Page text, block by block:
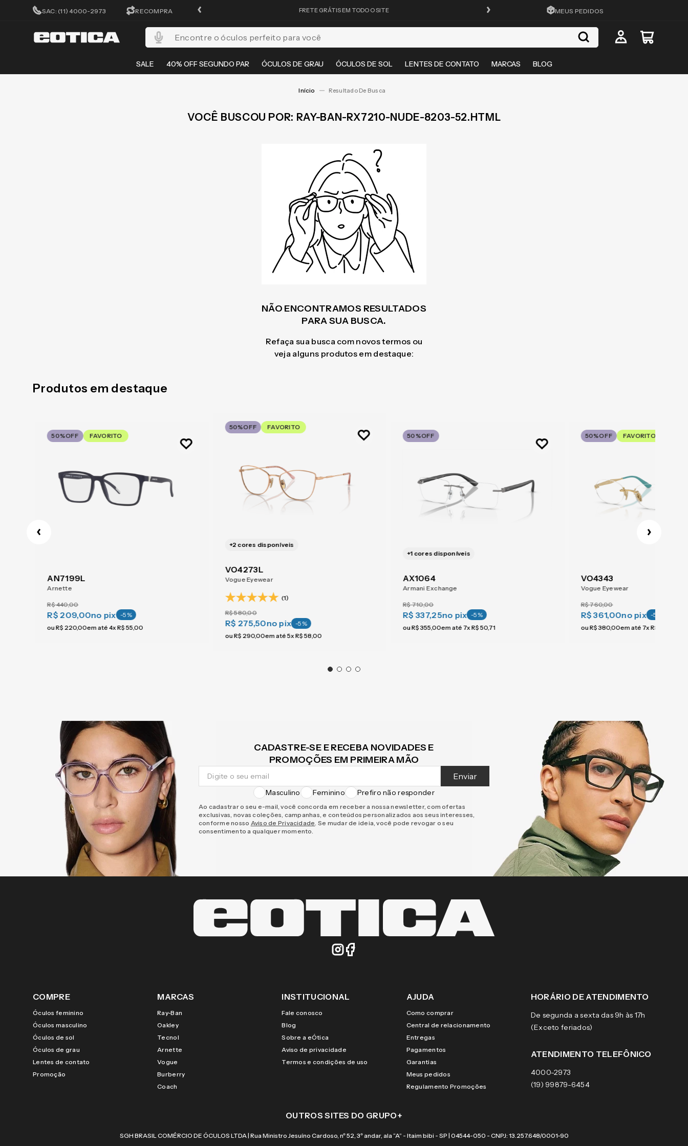
SAC: (11) 4000-2973 RECOMPRA
CADASTRA-SE E GANHE 15%OFF FRETE GRÁTIS EM TODO O SITE ATÉ 10X SEM JUROS
MEUS PEDIDOS
SALE 40% OFF SEGUNDO PAR ÓCULOS DE GRAU ÓCULOS DE SOL LENTES DE CONTATO MARCAS BLOG
Encontre o óculos perfeito para você
RAY-BAN-RX7210-NUDE-8203-52.HTML
NÃO ENCONTRAMOS RESULTADOS
PARA SUA BUSCA.
Refaça sua busca com novos termos ou
veja alguns produtos em destaque:
Produtos em destaque
50%OFF FAVORITO
AN7199L
Arnette
R$440,00
R$ 209,00no pix -5%
ou R$ 220,00em até 4x R$55 00
+2 cores disponíveis
50%OFF FAVORITO
VO4273L
Vogue Eyewear
(1)
R$580,00
R$ 275,50no pix -5%
ou R$ 290,00em até5xR$58,00
+1 cores disponíveis
50%OFF
AX1064
Armani Exchange
R$710,00
R$ 337,25no pix -5%
ou R$355 00em até 7x R$50,71
50%OFF FAVORITO
VO4343
Vogue Eyewear
R$760,00
R$ 361,00no pix -5
ou R$380,00em até 7x R$
CADASTRE-SE E RECEBA NOVIDADES E
PROMOÇÕES EM PRIMEIRA MÃO
Enviar
Masculino Feminino Prefiro não responder
Ao cadastrar o seu e-mail, você concorda em receber a nossa newsletter, com ofertas
exclusivas, novas coleções, campanhas, e conteúdos personalizados aos seus interesses,
conforme nosso Aviso de Privacidade. Se mudar de ideia, você pode revogar o seu
consentimento a qualquer momento.
COMPRE
Óculos feminino
Óculos masculino
Óculos de sol
Óculos de grau
Lentes de contato
Promoção
MARCAS
Ray-Ban
Oakley
Tecnol
Arnette
Vogue
Burberry
Coach
INSTITUCIONAL
Fale conosco
Blog
Sobre a eÓtica
Aviso de privacidade
Termos e condições de uso
AJUDA
Como comprar
Central de relacionamento
Entregas
Pagamentos
Garantias
Meus pedidos
Regulamento Promoções
HORÁRIO DE ATENDIMENTO
De segunda a sexta das 9h às 17h
(Exceto feriados)
ATENDIMENTO TELEFÔNICO
4000-2973
(19) 99879-6454
OUTROS SITES DO GRUPO+
SGH BRASIL COMÉRCIO DE ÓCULOS LTDA | Rua Ministro Jesuíno Cardoso, nº 52, 3º andar, ala “A” - Itaim bibi - SP | 04544-050 - CNPJ: 13.257.648/0001-90